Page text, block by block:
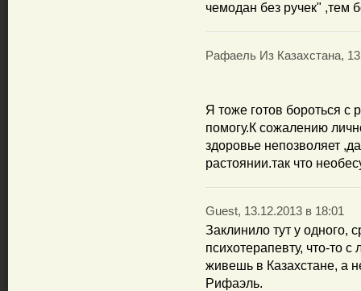
чемодан без ручек" ,тем
Рафаель Из Казахстана,
Я тоже готов бороться
помогу.К сожалению
здоровье непозволяет
растоянии.так что
Guest, 13.12.2013 в 18:01
Заклинило тут у одного,
психотерапевту, что-то
живешь в Казахстане, а
Рифаэль.